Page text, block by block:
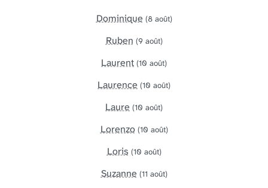
Dominique (8 août)
Ruben (9 août)
Laurent (10 août)
Laurence (10 août)
Laure (10 août)
Lorenzo (10 août)
Loris (10 août)
Suzanne (11 août)